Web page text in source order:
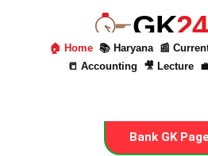
GK
🏠 Home 📚 Haryana 📰
📒 Accounting
🎥 Lecture
Bank GK